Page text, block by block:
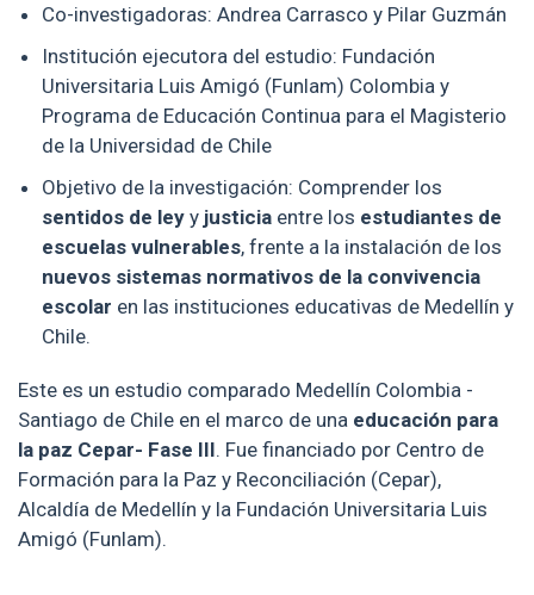
Co-investigadoras: Andrea Carrasco y Pilar Guzmán
Institución ejecutora del estudio: Fundación
Universitaria Luis Amigó (Funlam) Colombia y
Programa de Educación Continua para el Magisterio
de la Universidad de Chile
Objetivo de la investigación: Comprender los
sentidos de ley y justicia entre los estudiantes de
escuelas vulnerables, frente a la instalación de los
nuevos sistemas normativos de la convivencia
escolar en las instituciones educativas de Medellín y
Chile.
Este es un estudio comparado Medellín Colombia -
Santiago de Chile en el marco de una educación para
la paz Cepar- Fase III. Fue financiado por Centro de
Formación para la Paz y Reconciliación (Cepar),
Alcaldía de Medellín y la Fundación Universitaria Luis
Amigó (Funlam).